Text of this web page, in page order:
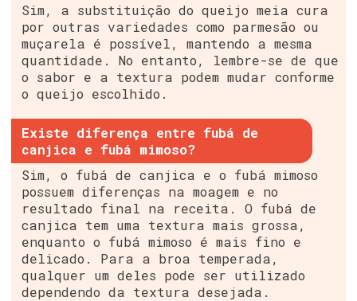
Sim, a substituição do queijo meia cura
por outras variedades como parmesão ou
muçarela é possível, mantendo a mesma
quantidade. No entanto, lembre-se de que
o sabor e a textura podem mudar conforme
o queijo escolhido.
Existe diferença entre fubá de
canjica e fubá mimoso?
Sim, o fubá de canjica e o fubá mimoso
possuem diferenças na moagem e no
resultado final na receita. O fubá de
canjica tem uma textura mais grossa,
enquanto o fubá mimoso é mais fino e
delicado. Para a broa temperada,
qualquer um deles pode ser utilizado
dependendo da textura desejada.